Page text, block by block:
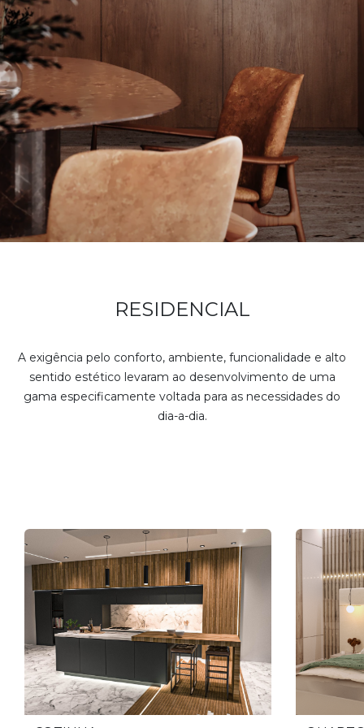
RESIDENCIAL
A exigência pelo conforto, ambiente, funcionalidade e alto
sentido estético levaram ao desenvolvimento de uma
gama especificamente voltada para as necessidades do
dia-a-dia.